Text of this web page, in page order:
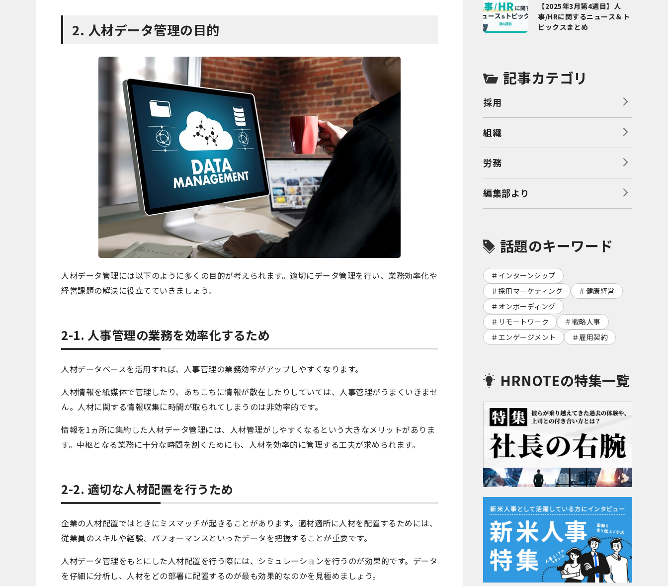
2. 人材データ管理の目的
人材データ管理には以下のように多くの目的が考えられます。適切にデータ管理を行い、業務効率化や
経営課題の解決に役立てていきましょう。
2-1. 人事管理の業務を効率化するため
人材データベースを活用すれば、人事管理の業務効率がアップしやすくなります。
人材情報を紙媒体で管理したり、あちこちに情報が散在したりしていては、人事管理がうまくいきませ
ん。人材に関する情報収集に時間が取られてしまうのは非効率的です。
情報を1ヵ所に集約した人材データ管理には、人材管理がしやすくなるという大きなメリットがありま
す。中枢となる業務に十分な時間を割くためにも、人材を効率的に管理する工夫が求められます。
2-2. 適切な人材配置を行うため
企業の人材配置ではときにミスマッチが起きることがあります。適材適所に人材を配置するためには、
従業員のスキルや経験、パフォーマンスといったデータを把握することが重要です。
人材データ管理をもとにした人材配置を行う際には、シミュレーションを行うのが効果的です。データ
を仔細に分析し、人材をどの部署に配置するのが最も効果的なのかを見極めましょう。
【2025年3月第4週目】人
事/HRに関するニュース＆ト
ピックスまとめ
記事カテゴリ
採用
組織
労務
編集部より
話題のキーワード
インターンシップ
採用マーケティング
健康経営
オンボーディング
リモートワーク
戦略人事
エンゲージメント
雇用契約
HRNOTEの特集一覧